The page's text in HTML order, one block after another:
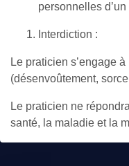
personnelles d’un
Interdiction :
Le praticien s’engage
(désenvoûtement,
Le praticien ne
santé, la maladie et la